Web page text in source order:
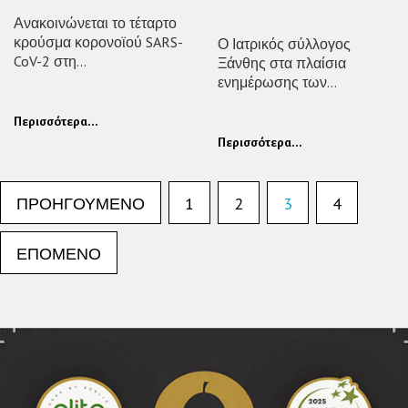
Ανακοινώνεται το τέταρτο
κρούσμα κορονοϊού SARS-
CoV-2 στη...
Περισσότερα...
Ο Ιατρικός σύλλογος
Ξάνθης στα πλαίσια
ενημέρωσης των...
Περισσότερα...
Σελιδοποίηση
άρθρων
ΠΡΟΗΓΟΎΜΕΝΟ 1 2 3 4
ΕΠΌΜΕΝΟ